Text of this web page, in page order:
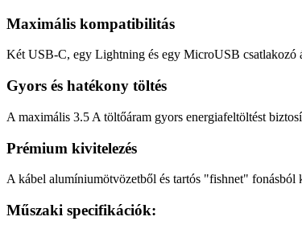
Maximális kompatibilitás
Két USB-C, egy Lightning és egy MicroUSB csatlakozó
Gyors és hatékony töltés
A maximális 3.5 A töltőáram gyors energiafeltöltést
Prémium kivitelezés
A kábel alumíniumötvözetből és tartós "fishnet"
Műszaki specifikációk: